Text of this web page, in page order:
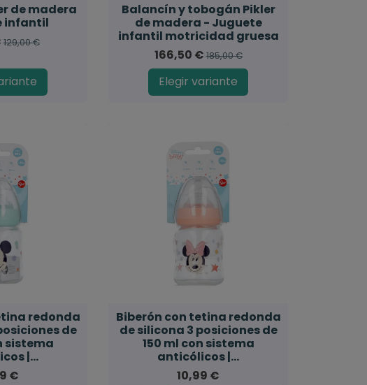
de madera
infantil
129,00 €
Balancín y tobogán Pikler
de madera - Juguete
infantil motricidad gruesa
166,50 €185,00 €
Elegir variante
redonda
de
sistema
|...
€
Biberón con tetina redonda
de silicona 3 posiciones de
150 ml con sistema
anticólicos |...
10,99 €